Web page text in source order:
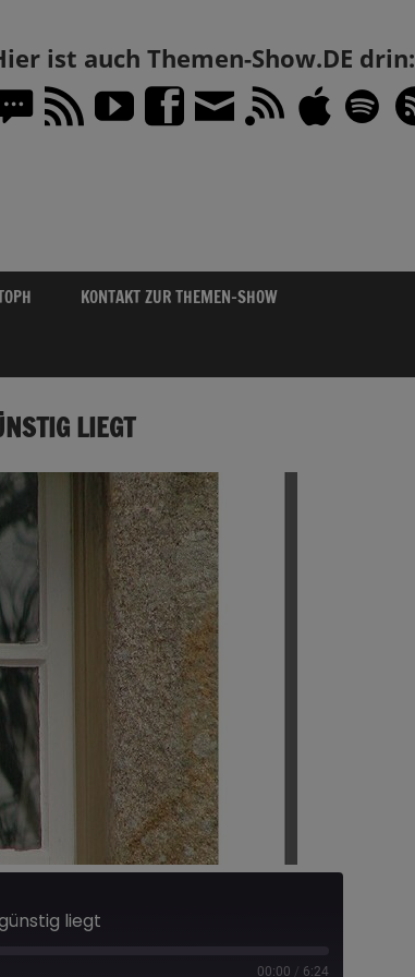
ist auch Themen-Show.DE drin:
KONTAKT ZUR THEMEN-SHOW
LIEGT
liegt
00:00 / 6:24